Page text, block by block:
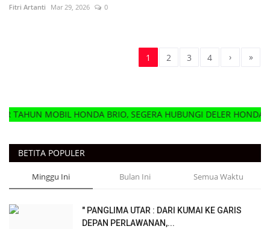
Fitri Artanti Mar 29, 2026 0
1 2 3 4 › »
HONDA BRIO, SEGERA HUBUNGI DELER HONDA MOBIL
BETITA POPULER
Minggu Ini Bulan Ini Semua Waktu
" PANGLIMA UTAR : DARI KUMAI KE GARIS
DEPAN PERLAWANAN,...